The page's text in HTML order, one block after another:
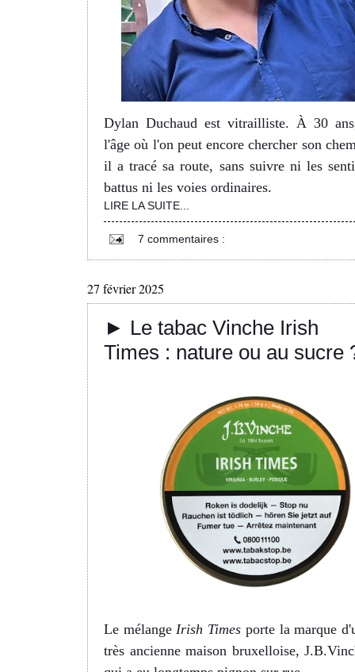
Dylan Duchaud est vitrailliste. À 30
l'âge où l'on peut encore chercher son
il a tracé sa route, sans suivre ni les
battus ni les voies ordinaires.
LIRE LA SUITE...
7 commentaires :
27 février 2025
► Le tabac Vinche Irish
Times : nature ou au sucre
Le mélangeIrish Times porte la marque
très ancienne maison bruxelloise,